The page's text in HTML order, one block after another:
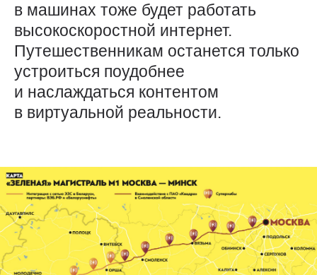
в машинах тоже будет работать
высокоскоростной интернет.
Путешественникам останется только
устроиться поудобнее
и наслаждаться контентом
в виртуальной реальности.